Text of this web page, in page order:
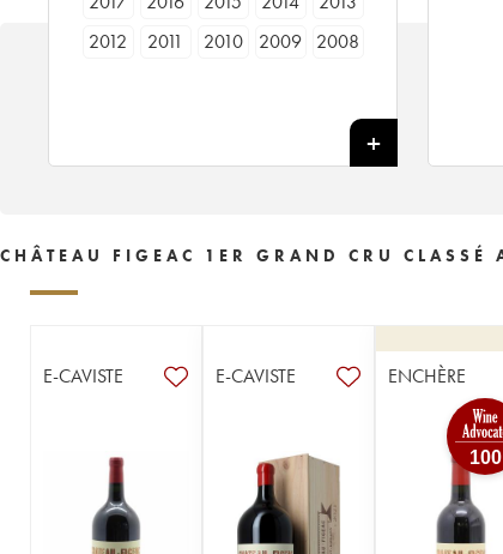
2012
2011 2010 2009
2008
1998
1997
1996 1995 1994
1993
1950
1946
1935
CHÂTEAU FIGEAC 1ER GRAND CRU CLASSÉ
E-CAVISTE E-CAVISTE ENCHÈRE
100